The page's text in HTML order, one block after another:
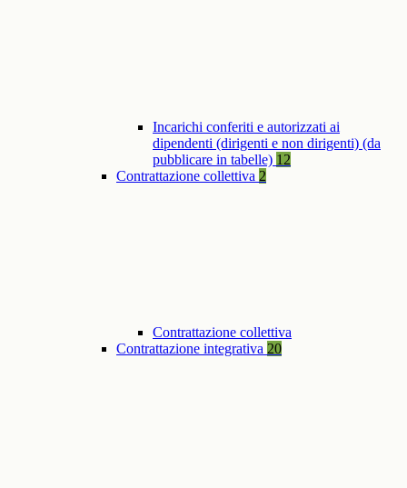
Incarichi conferiti e autorizzati ai
dipendenti (dirigenti e non dirigenti) (da
pubblicare in tabelle) 12
Contrattazione collettiva 2
Contrattazione collettiva
Contrattazione integrativa 20